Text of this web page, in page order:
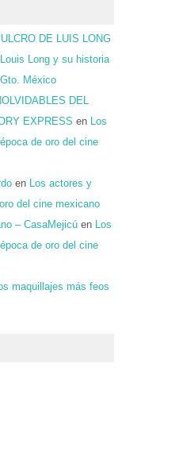
DE LUIS LONG
Louis Long y su historia
México
DEL
EXPRESS en Los
de oro del cine
en Los actores y
del cine mexicano
– CasaMejicú en Los
de oro del cine
maquillajes más feos